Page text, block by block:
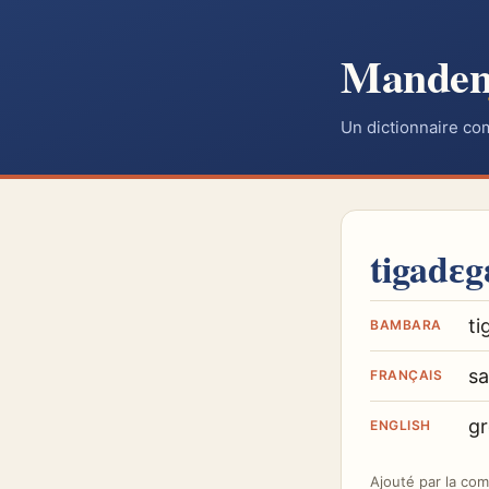
Un dictionnaire
BAMBARA
FRANÇAIS
ENGLISH
Ajouté par la